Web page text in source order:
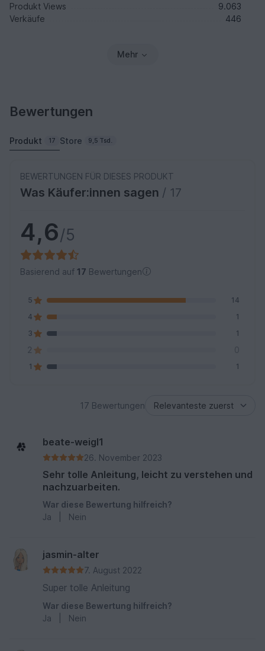
Produkt Views
9.063
Verkäufe
446
Mehr
Bewertungen
Produkt 17 Store 9,5 Tsd.
BEWERTUNGEN FÜR DIESES PRODUKT
Was Käufer:innen sagen / 17
4,6/5
Basierend auf 17 Bewertungen
5
14
4
1
3
1
2 0
1 1
17 Bewertungen
beate-weigl1
26. November 2023
Sehr tolle Anleitung, leicht zu verstehen und
nachzuarbeiten.
War diese Bewertung hilfreich?
Ja
Nein
jasmin-alter
7. August 2022
Super tolle Anleitung
War diese Bewertung hilfreich?
Ja
Nein